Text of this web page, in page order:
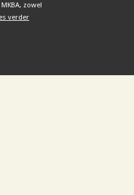
zowel
verder